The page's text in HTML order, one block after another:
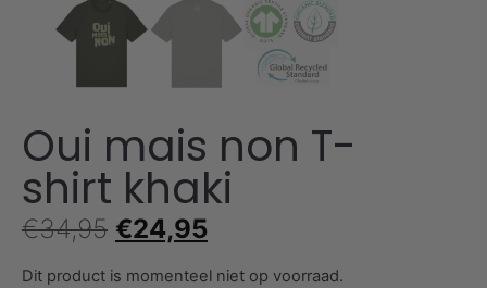
Oui mais non T-
shirt khaki
€34,95 €24,95
Dit product is momenteel niet op voorraad.